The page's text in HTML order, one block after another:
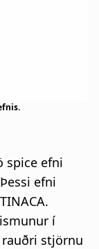
spice efni
efni
í
stjörnu